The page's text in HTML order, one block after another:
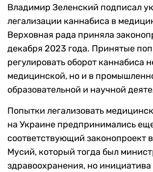
Владимир Зеленский подписал
легализации каннабиса в
Верховная рада приняла
декабря 2023 года. Принятые
регулировать оборот каннабиса
медицинской, но и в
образовательной и научной
Попытки легализовать
на Украине предпринимались
соответствующий законопроект
Мусий, который тогда был
здравоохранения, но